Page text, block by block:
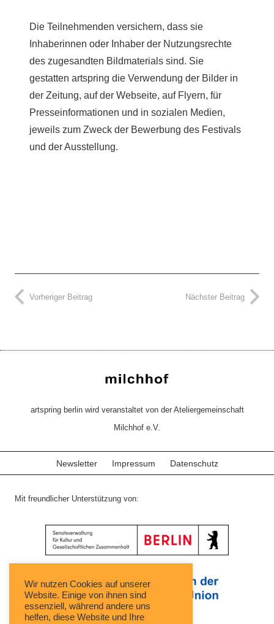
Die Teilnehmenden versichern, dass sie
Inhaberinnen oder Inhaber der Nutzungsrechte
des zugesandten Bildmaterials sind. Sie
gestatten artspring die Verwendung der Bilder in
der Zeitung, auf der Webseite, auf Flyern, für
Presseinformationen und in sozialen Medien,
jeweils zum Zweck der Bewerbung des Festivals
und der Ausstellung.
Vorheriger Beitrag Nächster Beitrag
artspring berlin wird veranstaltet von der Ateliergemeinschaft
Milchhof e.V.
Newsletter Impressum Datenschutz
Mit freundlicher Unterstützung von:
Wir nutzen Cookies auf unserer
Website. Einige von ihnen sind
essenziell, während andere uns
helfen, diese Website und Ihre